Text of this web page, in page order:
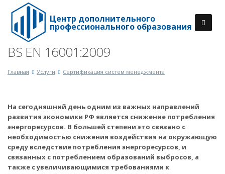
Центр дополнительного
профессионального образования
BS EN 16001:2009
Главная Услуги Сертификация систем менеджмента
На сегодняшний день одним из важных направлений
развития экономики РФ является снижение потребления
энергоресурсов. В большей степени это связано с
необходимостью снижения воздействия на окружающую
среду вследствие потребления энергоресурсов, и
связанных с потреблением образований выбросов, а
также с увеличивающимися требованиями к